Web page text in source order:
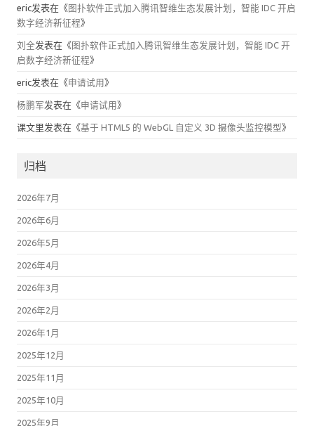
eric发表在《 图扑软件正式加入腾讯智维生态发展计划，智能 IDC 开启
数字经济新征程》
刘全发表在《 图扑软件正式加入腾讯智维生态发展计划，智能 IDC 开
启数字经济新征程》
eric发表在《申请试用 》
杨鹏军发表在《申请试用 》
课文里发表在《基于 HTML5 的 WebGL 自定义 3D 摄像头监控模型》
归档
2026年7月
2026年6月
2026年5月
2026年4月
2026年3月
2026年2月
2026年1月
2025年12月
2025年11月
2025年10月
2025年9月